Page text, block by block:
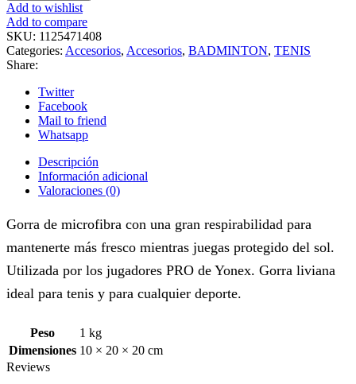
Add to wishlist
Add to compare
SKU: 1125471408
Categories: Accesorios, Accesorios, BADMINTON, TENIS
Share:
Twitter
Facebook
Mail to friend
Whatsapp
Descripción
Información adicional
Valoraciones (0)
Gorra de microfibra con una gran respirabilidad para
mantenerte más fresco mientras juegas protegido del sol.
Utilizada por los jugadores PRO de Yonex. Gorra liviana
ideal para tenis y para cualquier deporte.
Peso
1 kg
Dimensiones 10 × 20 × 20 cm
Reviews